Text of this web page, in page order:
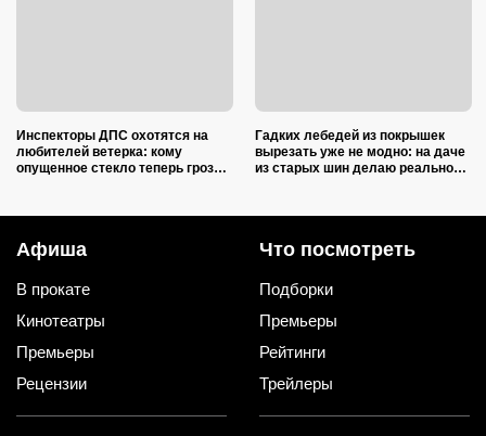
Инспекторы ДПС охотятся на
любителей ветерка: кому
опущенное стекло теперь грозит
Гадких лебедей из покрышек
вырезать уже не модно: на даче
из старых шин делаю реально
Афиша
В прокате
Кинотеатры
Премьеры
Рецензии
Что посмотреть
Подборки
Премьеры
Рейтинги
Трейлеры